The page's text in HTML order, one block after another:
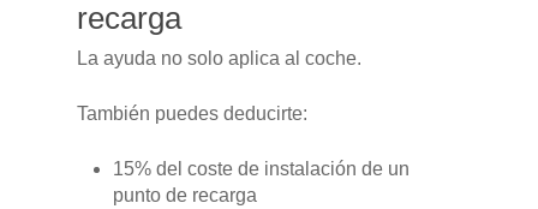
recarga
La ayuda no solo aplica al coche.
También puedes deducirte:
15% del coste de instalación de un
punto de recarga